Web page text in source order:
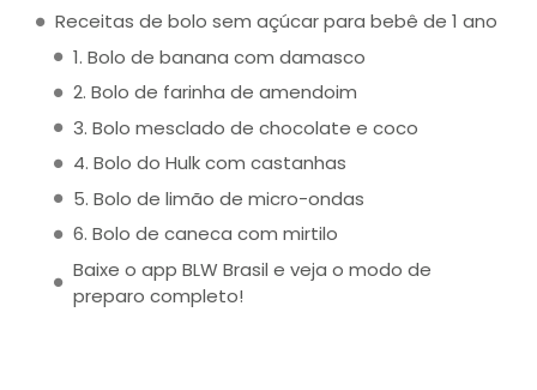
Receitas de bolo sem açúcar para bebê de 1 ano
1. Bolo de banana com damasco
2. Bolo de farinha de amendoim
3. Bolo mesclado de chocolate e coco
4. Bolo do Hulk com castanhas
5. Bolo de limão de micro-ondas
6. Bolo de caneca com mirtilo
Baixe o app BLW Brasil e veja o modo de
preparo completo!